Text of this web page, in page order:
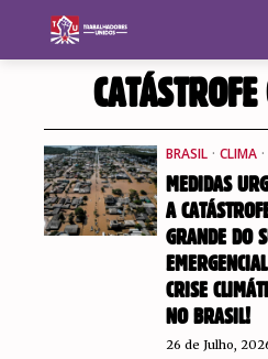
BRASIL · CLIMA ·
MEDIDAS
A
GRANDE DO
CRISE
NO BRASIL!
26 de Julho,